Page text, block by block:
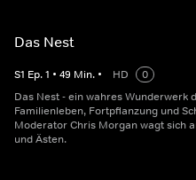
Das Nest
S1 Ep.1 • 49 Min. • HD
0
Das Nest - ein wahres Wunderwerk
Familienleben, Fortpflanzung und
Moderator Chris Morgan wagt sich
und Ästen.